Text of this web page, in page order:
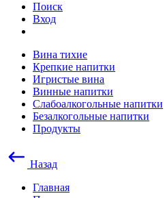
Поиск
Вход
Вина тихие
Крепкие напитки
Игристые вина
Винные напитки
Слабоалкогольные напитки
Безалкогольные напитки
Продукты
Назад
Главная